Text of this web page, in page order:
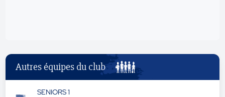
Autres équipes du club
SENIORS 1